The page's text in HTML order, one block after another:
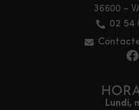
36600 –
02 54
Lundi,